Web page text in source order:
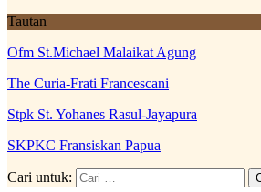
Tautan
Ofm St.Michael Malaikat Agung
The Curia-Frati Francescani
Stpk St. Yohanes Rasul-Jayapura
SKPKC Fransiskan Papua
Cari untuk: